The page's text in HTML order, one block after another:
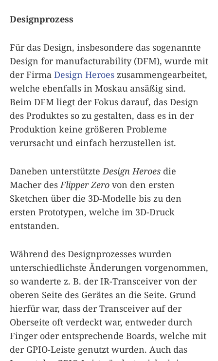
Designprozess
Für das Design, insbesondere das sogenannte
Design for manufacturability (DFM), wurde mit
der Firma Design Heroes zusammengearbeitet,
welche ebenfalls in Moskau ansäßig sind.
Beim DFM liegt der Fokus darauf, das Design
des Produktes so zu gestalten, dass es in der
Produktion keine größeren Probleme
verursacht und einfach herzustellen ist.
Daneben unterstützteDesign Heroes die
Macher desFlipper Zero von den ersten
Sketchen über die 3D-Modelle bis zu den
ersten Prototypen, welche im 3D-Druck
entstanden.
Während des Designprozesses wurden
unterschiedlichste Änderungen vorgenommen,
so wanderte z. B. der IR-Transceiver von der
oberen Seite des Gerätes an die Seite. Grund
hierfür war, dass der Transceiver auf der
Oberseite oft verdeckt war, entweder durch
Finger oder entsprechende Boards, welche mit
der GPIO-Leiste genutzt wurden. Auch das